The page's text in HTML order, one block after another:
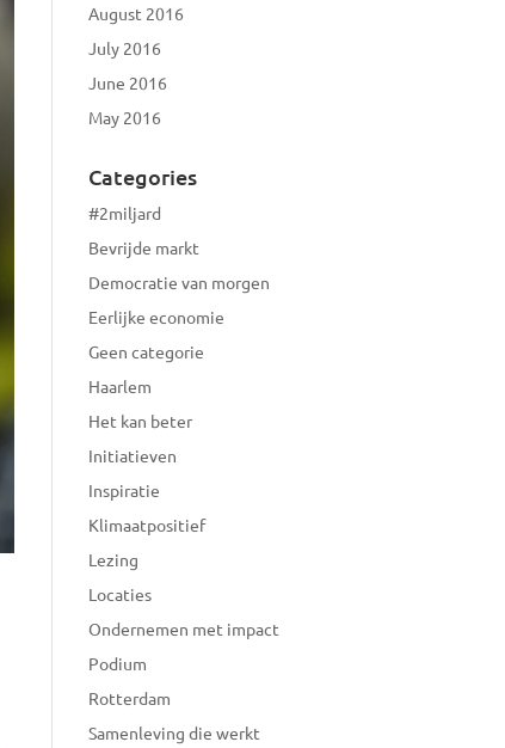
August 2016
July 2016
June 2016
May 2016
Categories
#2miljard
Bevrijde markt
Democratie van morgen
Eerlijke economie
Geen categorie
Haarlem
Het kan beter
Initiatieven
Inspiratie
Klimaatpositief
Lezing
Locaties
Ondernemen met impact
Podium
Rotterdam
Samenleving die werkt